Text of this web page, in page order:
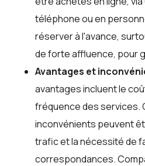
téléphone ou en
réserver à l'avance,
de forte affluence, pour
Avantages et
avantages incluent le
fréquence des services.
inconvénients peuvent
trafic et la nécessité de
correspondances.